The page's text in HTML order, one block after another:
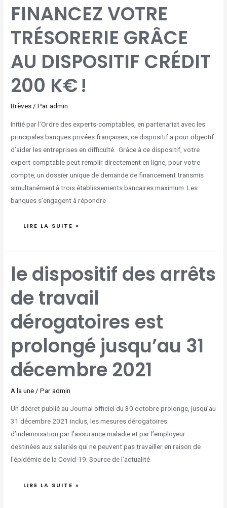
FINANCEZ VOTRE
TRÉSORERIE GRÂCE
AU DISPOSITIF CRÉDIT
200 K€ !
Brèves / Paradmin
Initié par l’Ordre des experts-comptables, en partenariat avec les
principales banques privées françaises, ce dispositif a pour objectif
d’aider les entreprises en difficulté. Grâce à ce dispositif, votre
expert-comptable peut remplir directement en ligne, pour votre
compte, un dossier unique de demande de financement transmis
simultanément à trois établissements bancaires maximum. Les
banques s’engagent à répondre
VOTRE
TRÉSORERIE
GRÂCE
DISPOSITIF
CRÉDIT
200
K€ !
LIRE LA SUITE »
le dispositif des arrêts
de travail
dérogatoires est
prolongé jusqu’au 31
décembre 2021
A la une / Paradmin
Un décret publié au Journal officiel du 30 octobre prolonge, jusqu’au
31 décembre 2021 inclus, les mesures dérogatoires
d’indemnisation par l’assurance maladie et par l’employeur
destinées aux salariés qui ne peuvent pas travailler en raison de
l’épidémie de la Covid-19. Source de l’actualité
DISPOSITIF
DES
ARRÊTS
TRAVAIL
DÉROGATOIRES
EST
PROLONGÉ
31
DÉCEMBRE
2021
LIRE LA SUITE »